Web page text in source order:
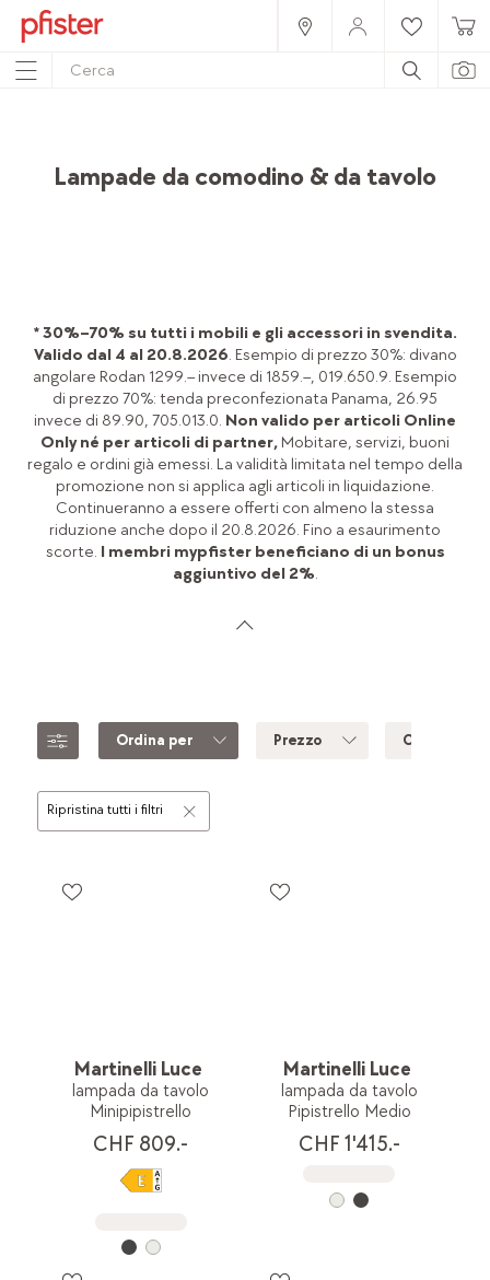
Lampade da comodino & da tavolo
* 30%–70% su tutti i mobili e gli accessori in svendita.
Valido dal 4 al 20.8.2026. Esempio di prezzo 30%: divano
angolare Rodan 1299.– invece di 1859.–, 019.650.9. Esempio
di prezzo 70%: tenda preconfezionata Panama, 26.95
invece di 89.90, 705.013.0. Non valido per articoli Online
Only né per articoli di partner, Mobitare, servizi, buoni
regalo e ordini già emessi. La validità limitata nel tempo della
promozione non si applica agli articoli in liquidazione.
Continueranno a essere offerti con almeno la stessa
riduzione anche dopo il 20.8.2026. Fino a esaurimento
scorte. I membri mypfister beneficiano di un bonus
aggiuntivo del 2%.
Ordina per Prezzo Colore
Ripristina tutti i filtri
Martinelli Luce
lampada da tavolo
Minipipistrello
CHF 809.-
Martinelli Luce
lampada da tavolo
Pipistrello Medio
CHF 1'415.-